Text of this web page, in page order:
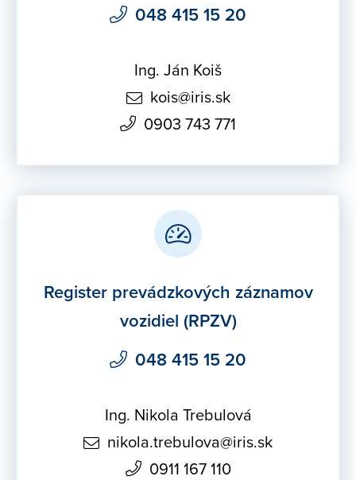
048 415 15 20
Ing. Ján Koiš
kois@iris.sk
0903 743 771
Register prevádzkových záznamov
vozidiel (RPZV)
048 415 15 20
Ing. Nikola Trebulová
nikola.trebulova@iris.sk
0911 167 110